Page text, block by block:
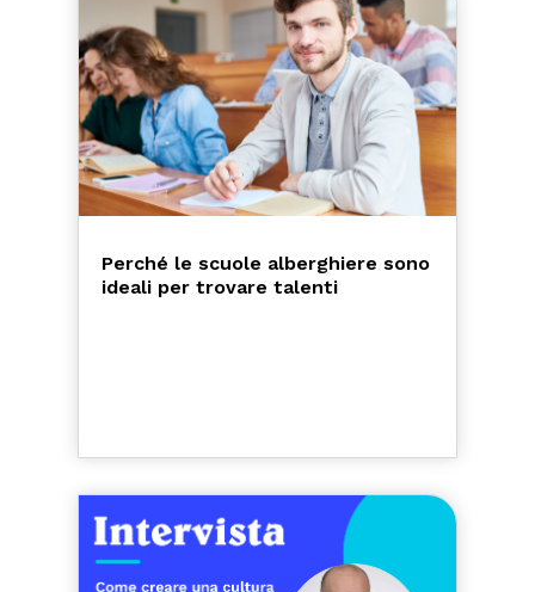
Perché le scuole alberghiere sono
ideali per trovare talenti